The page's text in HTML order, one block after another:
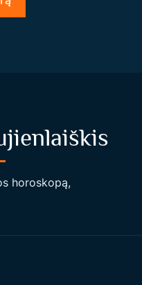
horoskopą,